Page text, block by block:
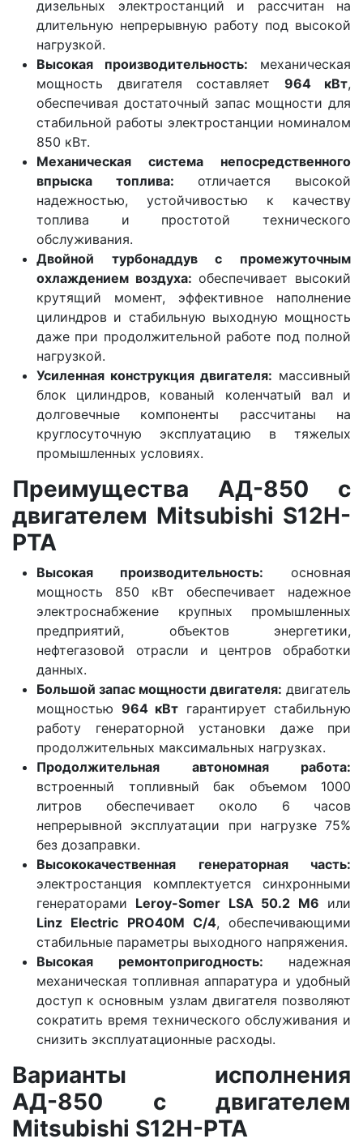
дизельных электростанций и рассчитан на
длительную непрерывную работу под высокой
нагрузкой.
Высокая производительность: механическая
мощность двигателя составляет 964 кВт,
обеспечивая достаточный запас мощности для
стабильной работы электростанции номиналом
850 кВт.
Механическая система непосредственного
впрыска топлива: отличается высокой
надежностью, устойчивостью к качеству
топлива и простотой технического
обслуживания.
Двойной турбонаддув с промежуточным
охлаждением воздуха: обеспечивает высокий
крутящий момент, эффективное наполнение
цилиндров и стабильную выходную мощность
даже при продолжительной работе под полной
нагрузкой.
Усиленная конструкция двигателя: массивный
блок цилиндров, кованый коленчатый вал и
долговечные компоненты рассчитаны на
круглосуточную эксплуатацию в тяжелых
промышленных условиях.
Преимущества АД-850 с
двигателем Mitsubishi S12H-
PTA
Высокая производительность: основная
мощность 850 кВт обеспечивает надежное
электроснабжение крупных промышленных
предприятий, объектов энергетики,
нефтегазовой отрасли и центров обработки
данных.
Большой запас мощности двигателя: двигатель
мощностью 964 кВт гарантирует стабильную
работу генераторной установки даже при
продолжительных максимальных нагрузках.
Продолжительная автономная работа:
встроенный топливный бак объемом 1000
литров обеспечивает около 6 часов
непрерывной эксплуатации при нагрузке 75%
без дозаправки.
Высококачественная генераторная часть:
электростанция комплектуется синхронными
генераторами Leroy-Somer LSA 50.2 M6 или
Linz Electric PRO40M C/4, обеспечивающими
стабильные параметры выходного напряжения.
Высокая ремонтопригодность: надежная
механическая топливная аппаратура и удобный
доступ к основным узлам двигателя позволяют
сократить время технического обслуживания и
снизить эксплуатационные расходы.
Варианты исполнения
АД-850 с двигателем
Mitsubishi S12H-PTA